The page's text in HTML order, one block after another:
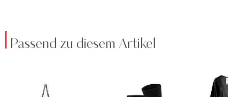
Passend zu diesem Artikel